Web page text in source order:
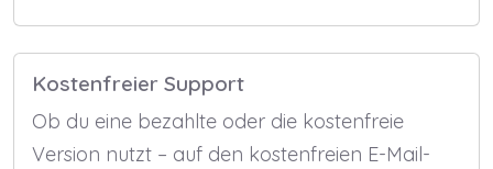
Kostenfreier Support
Ob du eine bezahlte oder die kostenfreie
Version nutzt – auf den kosten­freien E-Mail-